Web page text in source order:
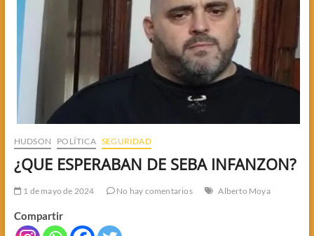
HUDSON POLÍTICA SEGURIDAD
¿QUE ESPERABAN DE SEBA INFANZON?
1 de mayo de 2024 No hay comentarios Alberto Moya
Compartir